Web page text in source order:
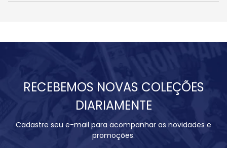
RECEBEMOS NOVAS COLEÇÕES
DIARIAMENTE
Cadastre seu e-mail para acompanhar as novidades e
promoções.